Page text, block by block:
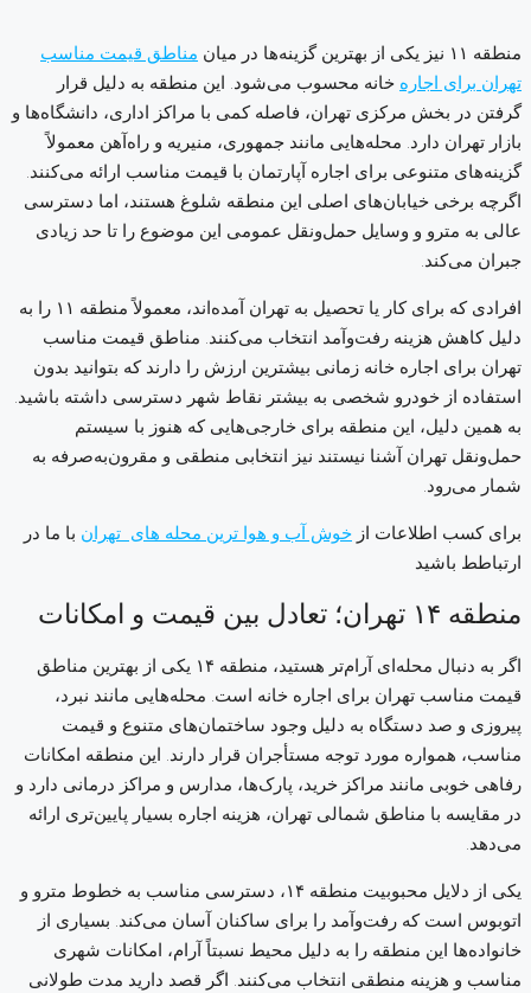
منطقه ۱۱ نیز یکی از بهترین گزینه‌ها در میان
مناطق قیمت مناسب
تهران برای اجاره خانه محسوب می‌شود. این منطقه به دلیل قرار
گرفتن در بخش مرکزی تهران، فاصله کمی با مراکز اداری، دانشگاه‌ها و
بازار تهران دارد. محله‌هایی مانند جمهوری، منیریه و راه‌آهن معمولاً
گزینه‌های متنوعی برای اجاره آپارتمان با قیمت مناسب ارائه می‌کنند.
اگرچه برخی خیابان‌های اصلی این منطقه شلوغ هستند، اما دسترسی
عالی به مترو و وسایل حمل‌ونقل عمومی این موضوع را تا حد زیادی
جبران می‌کند.
افرادی که برای کار یا تحصیل به تهران آمده‌اند، معمولاً منطقه ۱۱ را به
دلیل کاهش هزینه رفت‌وآمد انتخاب می‌کنند. مناطق قیمت مناسب
تهران برای اجاره خانه زمانی بیشترین ارزش را دارند که بتوانید بدون
استفاده از خودرو شخصی به بیشتر نقاط شهر دسترسی داشته باشید.
به همین دلیل، این منطقه برای خارجی‌هایی که هنوز با سیستم
حمل‌ونقل تهران آشنا نیستند نیز انتخابی منطقی و مقرون‌به‌صرفه به
شمار می‌رود.
برای کسب اطلاعات از خوش آب و هوا ترین محله های تهران با ما در
ارتباطط باشید
منطقه ۱۴ تهران؛ تعادل بین قیمت و امکانات
اگر به دنبال محله‌ای آرام‌تر هستید، منطقه ۱۴ یکی از بهترین مناطق
قیمت مناسب تهران برای اجاره خانه است. محله‌هایی مانند نبرد،
پیروزی و صد دستگاه به دلیل وجود ساختمان‌های متنوع و قیمت
مناسب، همواره مورد توجه مستأجران قرار دارند. این منطقه امکانات
رفاهی خوبی مانند مراکز خرید، پارک‌ها، مدارس و مراکز درمانی دارد و
در مقایسه با مناطق شمالی تهران، هزینه اجاره بسیار پایین‌تری ارائه
می‌دهد.
یکی از دلایل محبوبیت منطقه ۱۴، دسترسی مناسب به خطوط مترو و
اتوبوس است که رفت‌وآمد را برای ساکنان آسان می‌کند. بسیاری از
خانواده‌ها این منطقه را به دلیل محیط نسبتاً آرام، امکانات شهری
مناسب و هزینه منطقی انتخاب می‌کنند. اگر قصد دارید مدت طولانی